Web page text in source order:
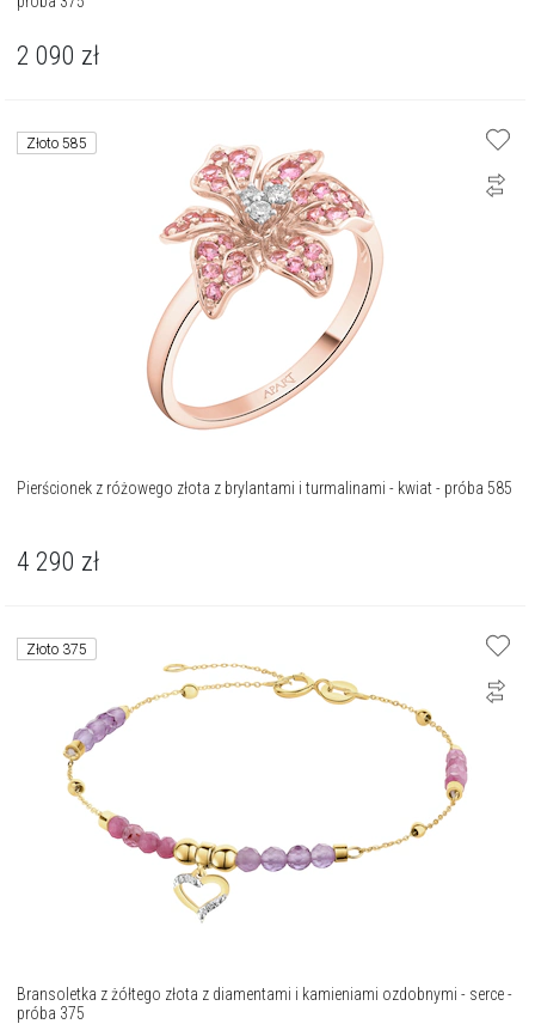
2 090 zł
Złoto 585
Pierścionek z różowego złota z brylantami i turmalinami - kwiat - próba 585
4 290 zł
Złoto 375
Bransoletka z żółtego złota z diamentami i kamieniami ozdobnymi - serce -
próba 375